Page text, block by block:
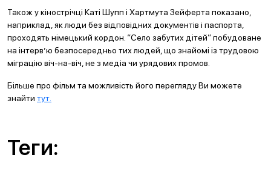
Також у кінострічці Каті Шупп і Хартмута Зейферта показано,
наприклад, як люди без відповідних документів і паспорта,
проходять німецький кордон. “Село забутих дітей” побудоване
на інтерв’ю безпосередньо тих людей, що знайомі із трудовою
міграцію віч-на-віч, не з медіа чи урядових промов.
Більше про фільм та можливість його перегляду Ви можете
знайти тут.
Теги: